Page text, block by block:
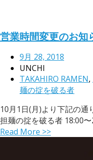
営業時間変更のお知
9月 28, 2018
UNCHI
TAKAHIRO RAMEN,
麺の掟を破る者
10月1日(月)より下記の通
担麺の掟を破る者 18:00
Read More >>